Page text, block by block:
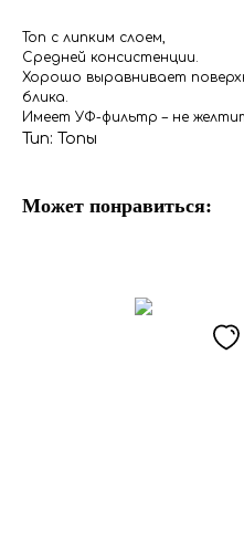
Топ с липким слоем,
Средней консистенции.
Хорошо выравнивает
блика.
Имеет УФ-фильтр – не
Тип: Топы
Может понравиться: